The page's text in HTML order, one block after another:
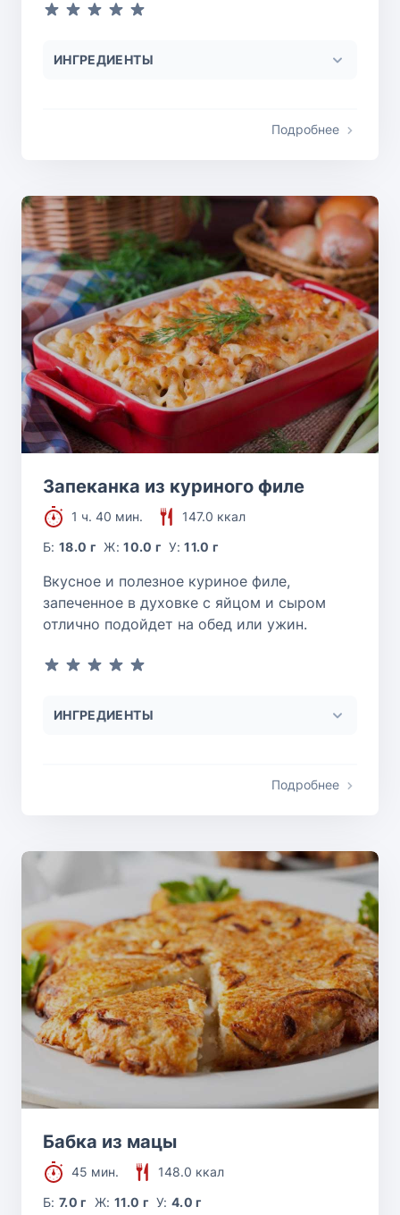
ИНГРЕДИЕНТЫ
Подробнее
Запеканка из куриного филе
1 ч. 40 мин.
147.0 ккал
Б:18.0 г Ж:10.0 г У:11.0 г
Вкусное и полезное куриное филе,
запеченное в духовке с яйцом и сыром
отлично подойдет на обед или ужин.
ИНГРЕДИЕНТЫ
Подробнее
Бабка из мацы
45 мин.
148.0 ккал
Б:7.0 г Ж: 11.0 г У:4.0 г